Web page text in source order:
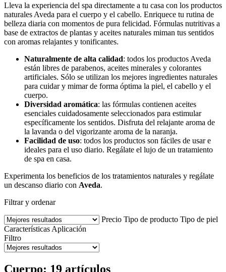
Lleva la experiencia del spa directamente a tu casa con los productos
naturales Aveda para el cuerpo y el cabello. Enriquece tu rutina de
belleza diaria con momentos de pura felicidad. Fórmulas nutritivas a
base de extractos de plantas y aceites naturales miman tus sentidos
con aromas relajantes y tonificantes.
Naturalmente de alta calidad: todos los productos Aveda
están libres de parabenos, aceites minerales y colorantes
artificiales. Sólo se utilizan los mejores ingredientes naturales
para cuidar y mimar de forma óptima la piel, el cabello y el
cuerpo.
Diversidad aromática: las fórmulas contienen aceites
esenciales cuidadosamente seleccionados para estimular
específicamente los sentidos. Disfruta del relajante aroma de
la lavanda o del vigorizante aroma de la naranja.
Facilidad de uso: todos los productos son fáciles de usar e
ideales para el uso diario. Regálate el lujo de un tratamiento
de spa en casa.
Experimenta los beneficios de los tratamientos naturales y regálate
un descanso diario con Aveda.
Filtrar y ordenar
Precio Tipo de producto Tipo de piel
Características Aplicación
Filtro
Cuerpo: 19 artículos